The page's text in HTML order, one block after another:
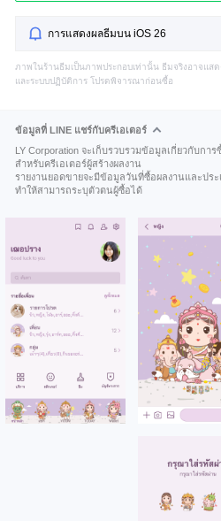
การแสดงผลธีมบน iOS 26
ภาพในร้านธีมเป็นภาพประกอบเท่านั้น ธีมจริงอาจแส
และระบบปฏิบัติการ โปรดพิจารณาก่อนซื้อ
ข้อมูลที่ LINE แชร์กับครีเอเตอร์
LY Corporation จะเก็บรวบรวมข้อมูลเกี่ยวกับกา
สำหรับครีเอเตอร์ผู้สร้างผลงาน
รายงานยอดขายจะมีข้อมูลวันที่ซื้อผลงานและปร
ทำให้สามารถระบุตัวตนผู้ซื้อได้